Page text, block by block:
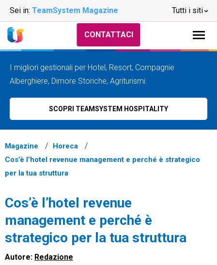
Sei in: TeamSystem Magazine Tutti i siti
CONTATTACI
I migliori gestionali per Hotel, Resort, Compagnie
Alberghiere, Dimore Storiche, Agriturismi.
SCOPRI TEAMSYSTEM HOSPITALITY
Magazine
Horeca
Cos’è l’hotel revenue management e perché è strategico
per la tua struttura
Cos’è l’hotel revenue
management e perché è
strategico per la tua struttura
Autore: Redazione